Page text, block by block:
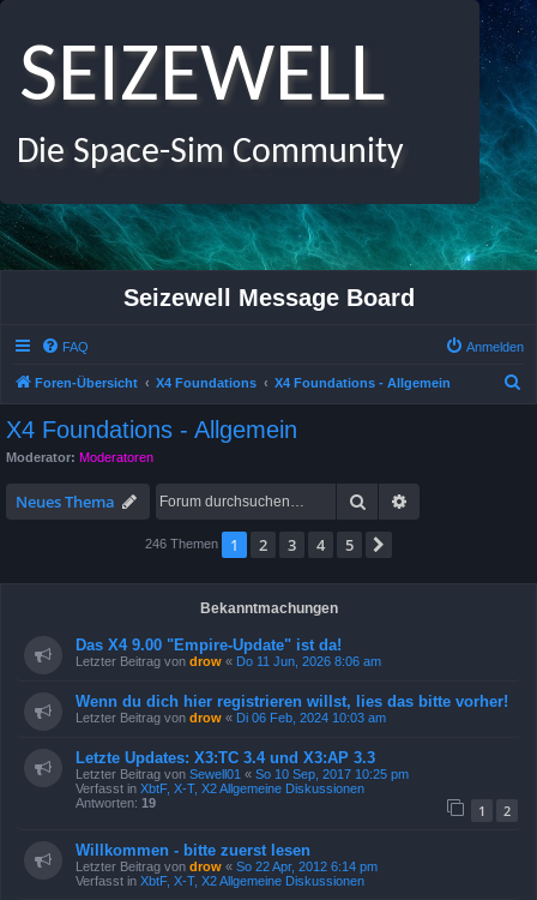
SEIZEWELL
Die Space-Sim Community
Seizewell Message Board
FAQ Anmelden
Foren-Übersicht X4 Foundations X4 Foundations - Allgemein
X4 Foundations - Allgemein
Moderator: Moderatoren
Neues Thema Suche
246 Themen 1 2 3 4 5
Bekanntmachungen
Das X4 9.00 "Empire-Update" ist da!
Letzter Beitrag von drow « Do 11 Jun, 2026 8:06 am
Wenn du dich hier registrieren willst, lies das bitte vorher!
Letzter Beitrag von drow « Di 06 Feb, 2024 10:03 am
Letzte Updates: X3:TC 3.4 und X3:AP 3.3
Letzter Beitrag von Sewell01 « So 10 Sep, 2017 10:25 pm
Verfasst in XbtF, X-T, X2 Allgemeine Diskussionen
Antworten: 19 1 2
Willkommen - bitte zuerst lesen
Letzter Beitrag von drow « So 22 Apr, 2012 6:14 pm
Verfasst in XbtF, X-T, X2 Allgemeine Diskussionen